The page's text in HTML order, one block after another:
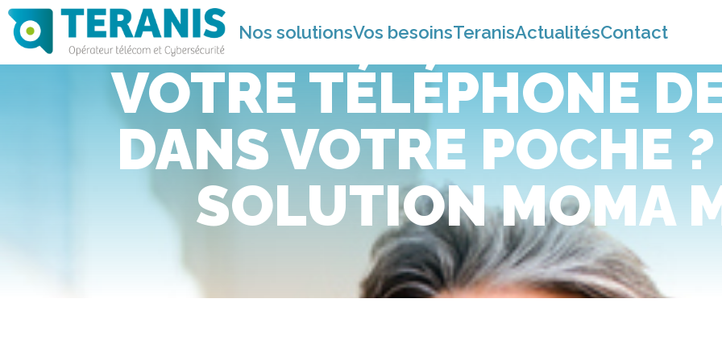
Nos solutionsVos besoinsTeranisActualitésContact
VOTRE TÉLÉPHONE
DANS VOTRE POCHE
SOLUTION MOMA